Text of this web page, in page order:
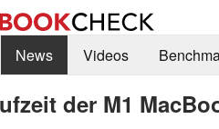
News Videos
der M1